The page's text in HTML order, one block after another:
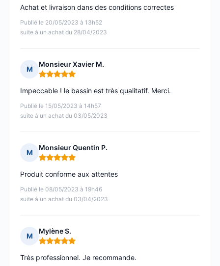
Publié le 20/05/2023 à 13h52
suite à un achat du 28/04/2023
Achat et livraison dans des conditions correctes
M
Monsieur Xavier M.
Note : 5 sur 5
Publié le 15/05/2023 à 14h57
suite à un achat du 03/05/2023
Impeccable ! le bassin est très qualitatif. Merci.
M
Monsieur Quentin P.
Note : 5 sur 5
Publié le 08/05/2023 à 19h46
suite à un achat du 03/04/2023
Produit conforme aux attentes
M
Mylène S.
Note : 5 sur 5
Très professionnel. Je recommande.